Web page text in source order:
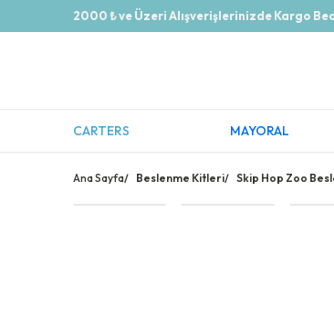
2000 ₺ ve Üzeri Alışverişlerinizde Kargo
CARTERS MAYORAL
Ana Sayfa/ Beslenme Kitleri/ Skip Hop Zoo